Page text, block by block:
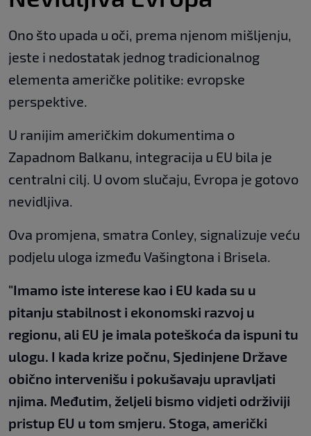
Ono što upada u oči, prema njenom mišljenju,
jeste i nedostatak jednog tradicionalnog
elementa američke politike: evropske
perspektive.
U ranijim američkim dokumentima o
Zapadnom Balkanu, integracija u EU bila je
centralni cilj. U ovom slučaju, Evropa je gotovo
nevidljiva.
Ova promjena, smatra Conley, signalizuje veću
podjelu uloga između Vašingtona i Brisela.
"Imamo iste interese kao i EU kada su u
pitanju stabilnost i ekonomski razvoj u
regionu, ali EU je imala poteškoća da ispuni tu
ulogu. I kada krize počnu, Sjedinjene Države
obično intervenišu i pokušavaju upravljati
njima. Međutim, željeli bismo vidjeti održiviji
pristup EU u tom smjeru. Stoga, američki